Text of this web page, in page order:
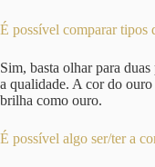
É possível comparar tipos
Sim, basta olhar para
a qualidade. A cor do
brilha como ouro.
É possível algo ser/ter a